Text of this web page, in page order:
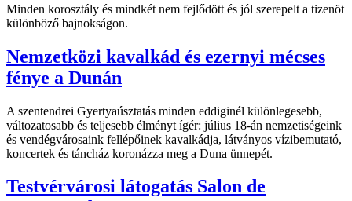
Minden korosztály és mindkét nem fejlődött és jól szerepelt a tizenöt
különböző bajnokságon.
Nemzetközi kavalkád és ezernyi mécses
fénye a Dunán
A szentendrei Gyertyaúsztatás minden eddiginél különlegesebb,
változatosabb és teljesebb élményt ígér: július 18-án nemzetiségeink
és vendégvárosaink fellépőinek kavalkádja, látványos vízibemutató,
koncertek és táncház koronázza meg a Duna ünnepét.
Testvérvárosi látogatás Salon de